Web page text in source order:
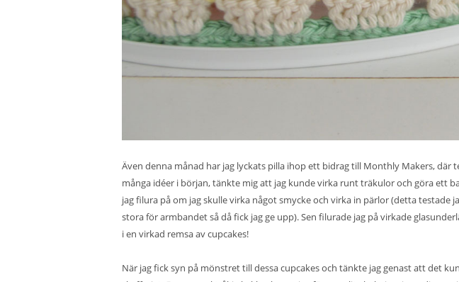
Även denna månad har jag lyckats pilla ihop ett bidrag till Monthly Makers, där
många idéer i början, tänkte mig att jag kunde virka runt träkulor och göra ett
jag filura på om jag skulle virka något smycke och virka in pärlor (detta testade
stora för armbandet så då fick jag ge upp). Sen filurade jag på virkade
i en virkad remsa av cupcakes!
När jag fick syn på mönstret till dessa cupcakes och tänkte jag genast att det